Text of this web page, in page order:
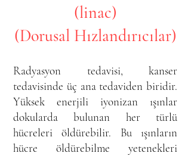
(linac)
(Dorusal Hızlandırıcılar)
Radyasyon tedavisi, kanser
tedavisinde üç ana tedaviden biridir.
Yüksek enerjili iyonizan ışınlar
dokularda bulunan her türlü
hücreleri öldürebilir. Bu ışınların
hücre öldürebilme yetenekleri